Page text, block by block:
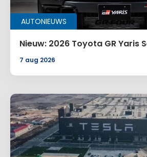
AUTONIEUWS
Nieuw: 2026 Toyota GR Yaris
7 aug 2026